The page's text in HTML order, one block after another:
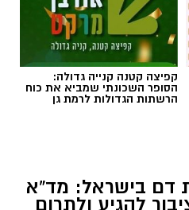
קפיצה קטנה קנייה גדולה:
הסופר השכונתי שמביא את כוח
הרשתות הגדולות לרמת גן
דם בישראל: מד”א
להגיע ולתרום